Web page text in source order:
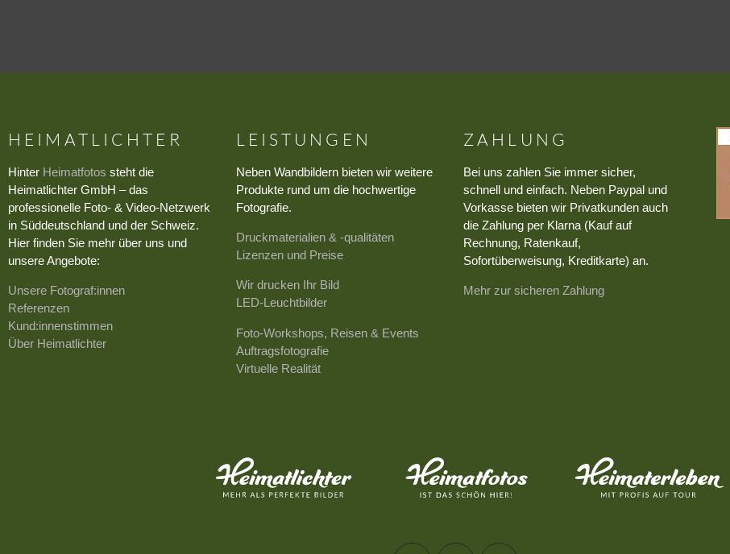
HEIMATLICHTER
Hinter Heimatfotos steht die
Heimatlichter GmbH – das
professionelle Foto- & Video-Netzwerk
in Süddeutschland und der Schweiz.
Hier finden Sie mehr über uns und
unsere Angebote:
Unsere Fotograf:innen
Referenzen
Kund:innenstimmen
Über Heimatlichter
LEISTUNGEN
Neben Wandbildern bieten wir weitere
Produkte rund um die hochwertige
Fotografie.
Druckmaterialien & -qualitäten
Lizenzen und Preise
Wir drucken Ihr Bild
LED-Leuchtbilder
Foto-Workshops, Reisen & Events
Auftragsfotografie
Virtuelle Realität
ZAHLUNG
Bei uns zahlen Sie immer sicher,
schnell und einfach. Neben Paypal und
Vorkasse bieten wir Privatkunden auch
die Zahlung per Klarna (Kauf auf
Rechnung, Ratenkauf,
Sofortüberweisung, Kreditkarte) an.
Mehr zur sicheren Zahlung